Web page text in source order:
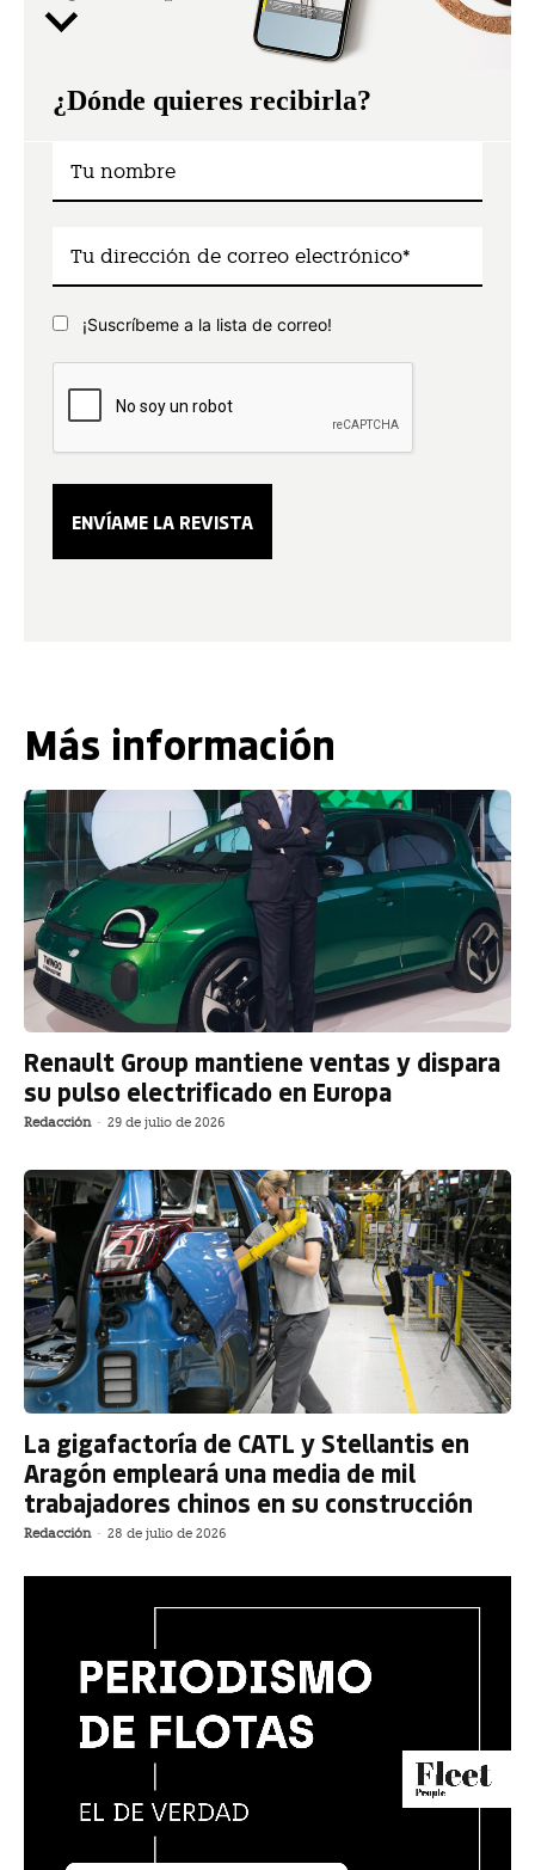
¿Dónde quieres recibirla?
¡Suscríbeme a la lista de correo!
Más información
Renault Group mantiene ventas y dispara
su pulso electrificado en Europa
Redacción - 29 de julio de 2026
La gigafactoría de CATL y Stellantis en
Aragón empleará una media de mil
trabajadores chinos en su construcción
Redacción - 28 de julio de 2026